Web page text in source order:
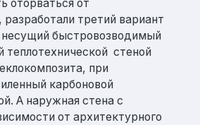
оторваться от
третий вариант
несущий быстровозводимый
теплотехнической стеной
при
карбоновой
А наружная стена с
от архитектурного